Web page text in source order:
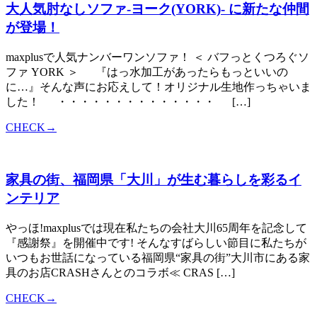
大人気肘なしソファ-ヨーク(YORK)- に新たな仲間
が登場！
maxplusで人気ナンバーワンソファ！ ＜ バフっとくつろぐソ
ファ YORK ＞ 『はっ水加工があったらもっといいの
に…』そんな声にお応えして！オリジナル生地作っちゃいま
した！ ・・・・・・・・・・・・・・ […]
CHECK→
家具の街、福岡県「大川」が生む暮らしを彩るイ
ンテリア
やっほ!maxplusでは現在私たちの会社大川65周年を記念して
『感謝祭』を開催中です! そんなすばらしい節目に私たちが
いつもお世話になっている福岡県“家具の街”大川市にある家
具のお店CRASHさんとのコラボ≪ CRAS […]
CHECK→